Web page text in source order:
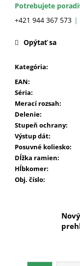
Potrebujete
+421 944 367 573
Kategória:
EAN:
Séria:
Merací rozsah:
Delenie:
Stupeň ochrany:
Výstup dát:
Posuvné koliesko:
Dĺžka ramien:
Hĺbkomer:
Obj. číslo:
Opýtať sa